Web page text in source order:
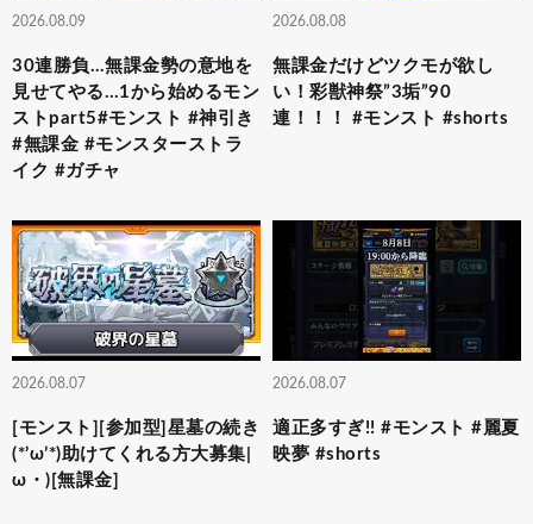
2026.08.09
30連勝負…無課金勢の意地を
見せてやる…1から始めるモン
ストpart5#モンスト #神引き
#無課金 #モンスターストラ
イク #ガチャ
2026.08.08
無課金だけどツクモが欲し
い！彩獣神祭”3垢”90
連！！！ #モンスト #shorts
2026.08.07
[モンスト][参加型]星墓の続き
(*’ω’*)助けてくれる方大募集|
ω・)[無課金]
2026.08.07
適正多すぎ!! #モンスト #麗夏
映夢 #shorts